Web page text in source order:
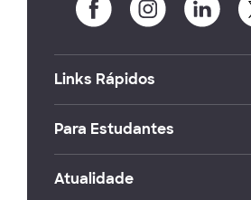
Links Rápidos
Para Estudantes
Atualidade